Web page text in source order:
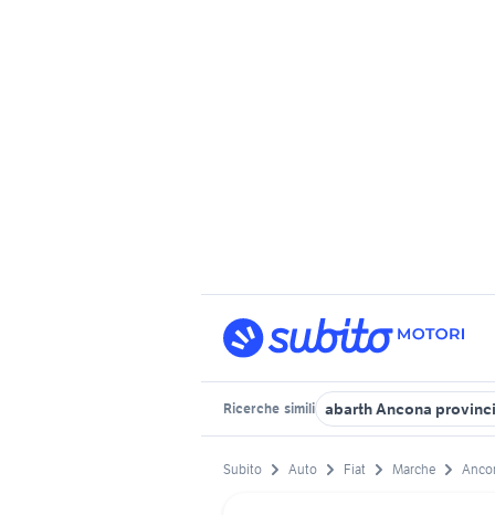
Ricerche simili abarth Ancona
Subito Auto Fiat Marche